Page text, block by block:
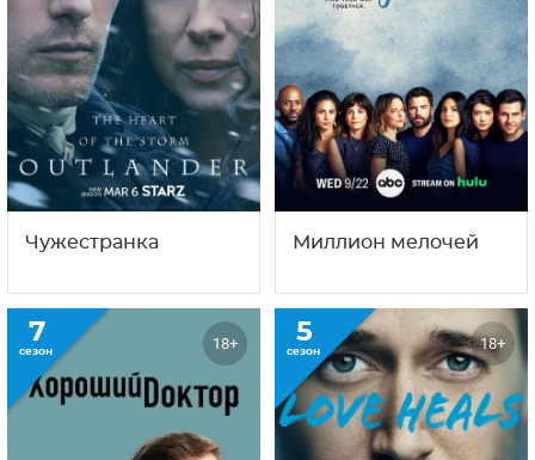
Чужестранка Миллион мелочей
7
сезон 18+ 5
сезон 18+